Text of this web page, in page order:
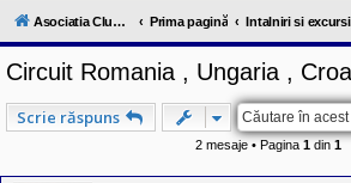
l
u
V
c
o
Asociatia ClubRV-RO Prima pagină
Circuit Romania , Ungaria ,
Scrie răspuns
2 mesaje • Pagina 1 din 1